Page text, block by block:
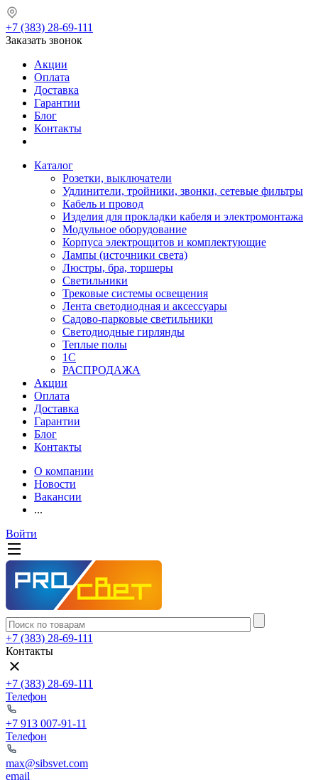
+7 (383) 28-69-111
Заказать звонок
Акции
Оплата
Доставка
Гарантии
Блог
Контакты
Каталог
Розетки, выключатели
Удлинители, тройники, звонки, сетевые фильтры
Кабель и провод
Изделия для прокладки кабеля и электромонтажа
Модульное оборудование
Корпуса электрощитов и комплектующие
Лампы (источники света)
Люстры, бра, торшеры
Светильники
Трековые системы освещения
Лента светодиодная и аксессуары
Садово-парковые светильники
Светодиодные гирлянды
Теплые полы
1С
РАСПРОДАЖА
Акции
Оплата
Доставка
Гарантии
Блог
Контакты
О компании
Новости
Вакансии
...
Войти
+7 (383) 28-69-111
Контакты
+7 (383) 28-69-111
Телефон
+7 913 007-91-11
Телефон
max@sibsvet.com
email